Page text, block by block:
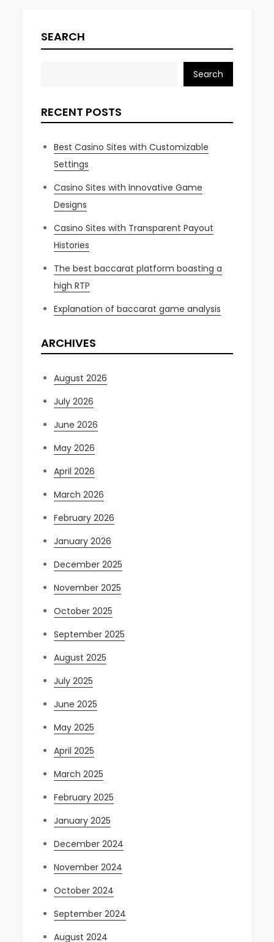
SEARCH
Search
RECENT POSTS
Best Casino Sites with Customizable
Settings
Casino Sites with Innovative Game
Designs
Casino Sites with Transparent Payout
Histories
The best baccarat platform boasting a
high RTP
Explanation of baccarat game analysis
ARCHIVES
August 2026
July 2026
June 2026
May 2026
April 2026
March 2026
February 2026
January 2026
December 2025
November 2025
October 2025
September 2025
August 2025
July 2025
June 2025
May 2025
April 2025
March 2025
February 2025
January 2025
December 2024
November 2024
October 2024
September 2024
August 2024